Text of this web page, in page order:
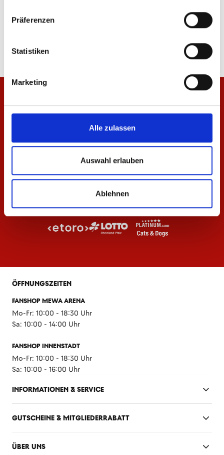
Präferenzen
Statistiken
Marketing
Alle zulassen
Auswahl erlauben
Ablehnen
Hose Wardrobe Pro
ÖFFNUNGSZEITEN
FANSHOP MEWA ARENA
Mo-Fr: 10:00 - 18:30 Uhr
Sa: 10:00 - 14:00 Uhr
FANSHOP INNENSTADT
Mo-Fr: 10:00 - 18:30 Uhr
Sa: 10:00 - 16:00 Uhr
INFORMATIONEN & SERVICE
GUTSCHEINE & MITGLIEDERRABATT
ÜBER UNS